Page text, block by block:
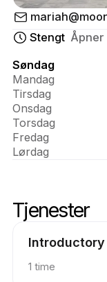
Om
Mariah
Paige
Stengt Åpner
Søndag
Mandag
Tirsdag
Onsdag
Torsdag
Fredag
Lørdag
Tjenester
1 time